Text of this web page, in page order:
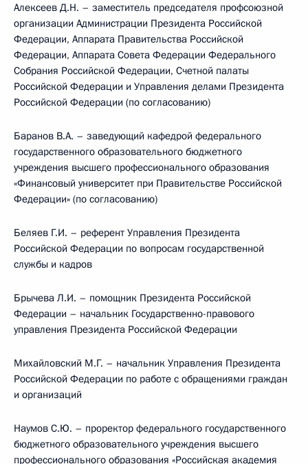
Алексеев Д.Н. – заместитель председателя профсоюзной
организации Администрации Президента Российской
Федерации, Аппарата Правительства Российской
Федерации, Аппарата Совета Федерации Федерального
Собрания Российской Федерации, Счетной палаты
Российской Федерации и Управления делами Президента
Российской Федерации (по согласованию)
Баранов В.А. – заведующий кафедрой федерального
государственного образовательного бюджетного
учреждения высшего профессионального образования
«Финансовый университет при Правительстве Российской
Федерации» (по согласованию)
Беляев Г.И. – референт Управления Президента
Российской Федерации по вопросам государственной
службы и кадров
Брычева Л.И. – помощник Президента Российской
Федерации – начальник Государственно-правового
управления Президента Российской Федерации
Михайловский М.Г. – начальник Управления Президента
Российской Федерации по работе с обращениями граждан
и организаций
Наумов С.Ю. – проректор федерального государственного
бюджетного образовательного учреждения высшего
профессионального образования «Российская академия